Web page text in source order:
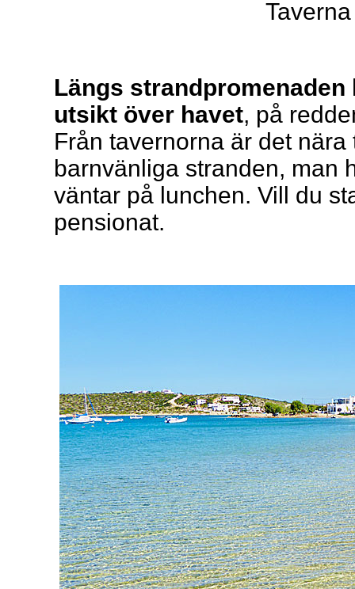
Längs
utsikt över havet, på
Från tavernorna är det
barnvänliga stranden, man
väntar på lunchen. Vill du
pensionat.